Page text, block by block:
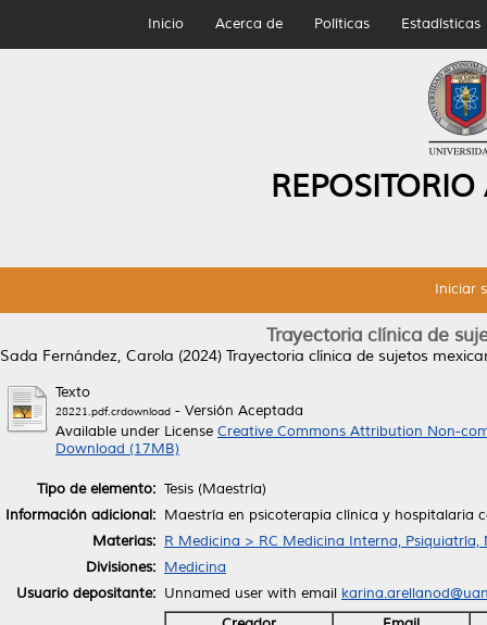
Inicio Acerca de Políticas Estadísticas
Iniciar
Trayectoria clínica de
Sada Fernández, Carola (2024) Trayectoria clínica de sujetos
Texto
28221.pdf.crdownload - Versión Aceptada
Available under License Creative Commons Attribution Non-
Download (17MB)
Tipo de elemento: Tesis (Maestría)
Información adicional: Maestría en psicoterapia clínica y hospitalaria
Materias: R Medicina > RC Medicina Interna, Psiquiatría,
Divisiones: Medicina
Usuario depositante: Unnamed user with email